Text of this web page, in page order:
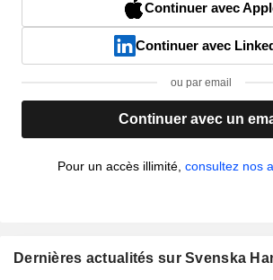
Continuer avec
Continuer avec
ou par email
Continuer avec un
Pour un accès illimité, consultez nos
Dernières actualités sur Svenska